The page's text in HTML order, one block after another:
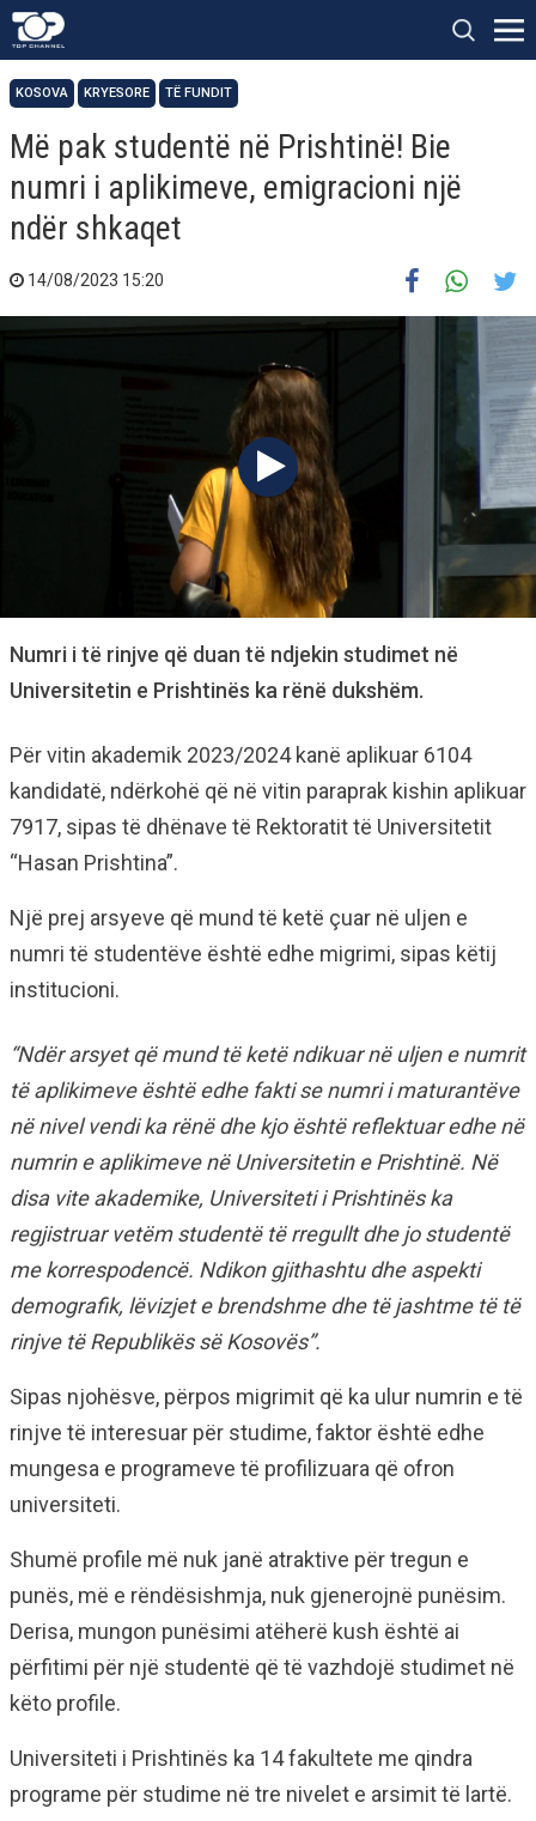
KOSOVA KRYESORE TË FUNDIT
Më pak studentë në Prishtinë! Bie
numri i aplikimeve, emigracioni një
ndër shkaqet
14/08/2023 15:20
Numri i të rinjve që duan të ndjekin studimet në
Universitetin e Prishtinës ka rënë dukshëm.
Për vitin akademik 2023/2024 kanë aplikuar 6104
kandidatë, ndërkohë që në vitin paraprak kishin aplikuar
7917, sipas të dhënave të Rektoratit të Universitetit
“Hasan Prishtina”.
Një prej arsyeve që mund të ketë çuar në uljen e
numri të studentëve është edhe migrimi, sipas këtij
institucioni.
“Ndër arsyet që mund të ketë ndikuar në uljen e numrit
të aplikimeve është edhe fakti se numri i maturantëve
në nivel vendi ka rënë dhe kjo është reflektuar edhe në
numrin e aplikimeve në Universitetin e Prishtinë. Në
disa vite akademike, Universiteti i Prishtinës ka
regjistruar vetëm studentë të rregullt dhe jo studentë
me korrespodencë. Ndikon gjithashtu dhe aspekti
demografik, lëvizjet e brendshme dhe të jashtme të të
rinjve të Republikës së Kosovës”.
Sipas njohësve, përpos migrimit që ka ulur numrin e të
rinjve të interesuar për studime, faktor është edhe
mungesa e programeve të profilizuara që ofron
universiteti.
Shumë profile më nuk janë atraktive për tregun e
punës, më e rëndësishmja, nuk gjenerojnë punësim.
Derisa, mungon punësimi atëherë kush është ai
përfitimi për një studentë që të vazhdojë studimet në
këto profile.
Universiteti i Prishtinës ka 14 fakultete me qindra
programe për studime në tre nivelet e arsimit të lartë.